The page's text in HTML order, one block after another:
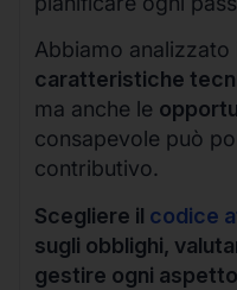
Abbiamo analizzato
caratteristiche
ma anche le
consapevole può
contributivo.
Scegliere il codice
sugli obblighi,
gestire ogni